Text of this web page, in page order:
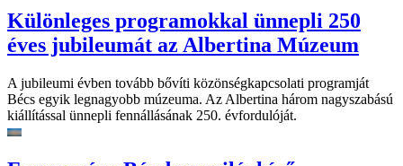
Különleges programokkal ünnepli 250
éves jubileumát az Albertina Múzeum
A jubileumi évben tovább bővíti közönségkapcsolati programját
Bécs egyik legnagyobb múzeuma. Az Albertina három nagyszabású
kiállítással ünnepli fennállásának 250. évfordulóját.